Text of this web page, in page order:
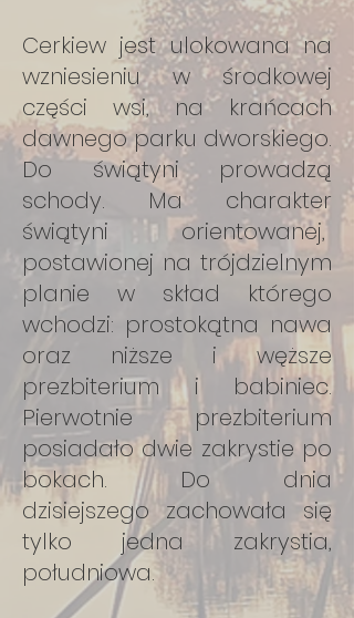
Cerkiew jest ulokowana na
wzniesieniu w środkowej
części wsi, na krańcach
dawnego parku dworskiego.
Do świątyni prowadzą
schody. Ma charakter
świątyni orientowanej,
postawionej na trójdzielnym
planie w skład którego
wchodzi: prostokątna nawa
oraz niższe i węższe
prezbiterium i babiniec.
Pierwotnie prezbiterium
posiadało dwie zakrystie po
bokach. Do dnia
dzisiejszego zachowała się
tylko jedna zakrystia,
południowa.